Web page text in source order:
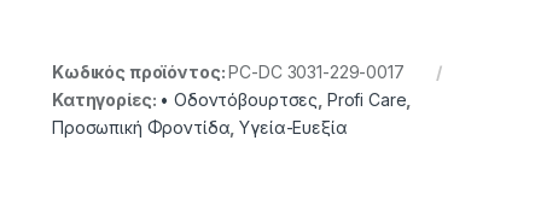
Κωδικός προϊόντος:PC-DC 3031-229-0017
Κατηγορίες: • Οδοντόβουρτσες Profi Care
Προσωπική Φροντίδα ,Υγεία-Ευεξία